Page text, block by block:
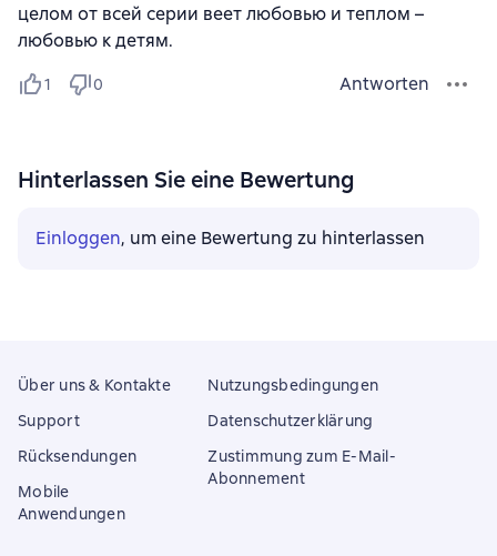
целом от всей серии веет любовью и теплом –
любовью к детям.
1 0 Antworten
Hinterlassen Sie eine Bewertung
Einloggen, um eine Bewertung zu hinterlassen
Über uns & Kontakte
Support
Rücksendungen
Mobile
Anwendungen
Nutzungsbedingungen
Datenschutzerklärung
Zustimmung zum E-Mail-
Abonnement